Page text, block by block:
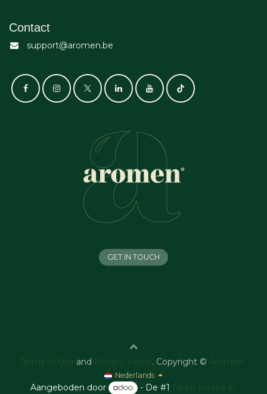
Contact
support@aromen.be
GET IN TOUCH
Terms of Use and Privacy Policy . Copyright © Aromen
Nederlands
Aangeboden door - De #1 Open source e-